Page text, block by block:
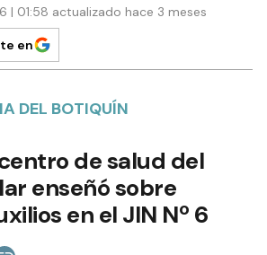
| 01:58 actualizado hace 3 meses
en
DEL BOTIQUÍN
de salud del
enseñó sobre
en el JIN Nº 6